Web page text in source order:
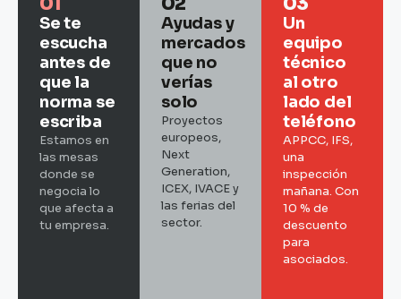
Se te
escucha
antes de
que la
norma se
escriba
Estamos en
las mesas
donde se
negocia lo
que afecta a
tu empresa.
Ayudas y
mercados
que no
verías
solo
Proyectos
europeos,
Next
Generation,
ICEX, IVACE y
las ferias del
sector.
Un
equipo
técnico
al otro
lado del
teléfono
APPCC, IFS,
una
inspección
mañana. Con
10 % de
descuento
para
asociados.